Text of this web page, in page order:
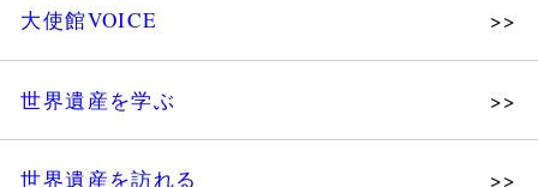
法人会員・協賛団体／公認団体
ツアー情報
大使館VOICE
世界遺産を学ぶ
世界遺産を訪れる